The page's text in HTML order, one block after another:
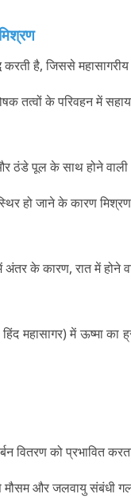
करती है, जिससे
तत्वों के परिवहन में
ठंडे पूल के साथ होने
हो जाने के कारण मिश्रण
के कारण, रात में होने
हिंद महासागर) में ऊष्मा
वितरण को प्रभावित
और जलवायु संबंधी